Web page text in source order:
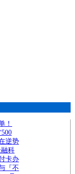
！
逆势
融科
卡办
『不